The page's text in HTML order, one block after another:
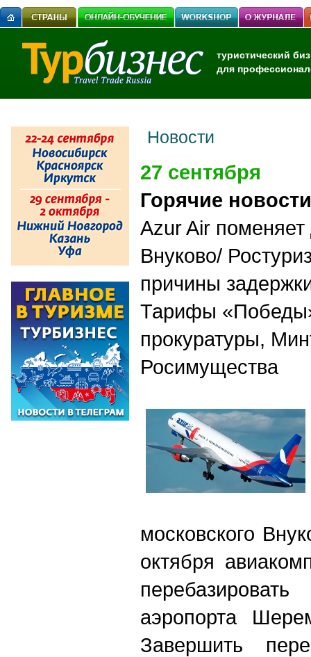
туристический
для
Новости
27 сентября
Горячие новости
Azur Air
Внуково/
причины
Тарифы
прокуратуры,
Росимущества
московского
октября
аэропорта
Завершить